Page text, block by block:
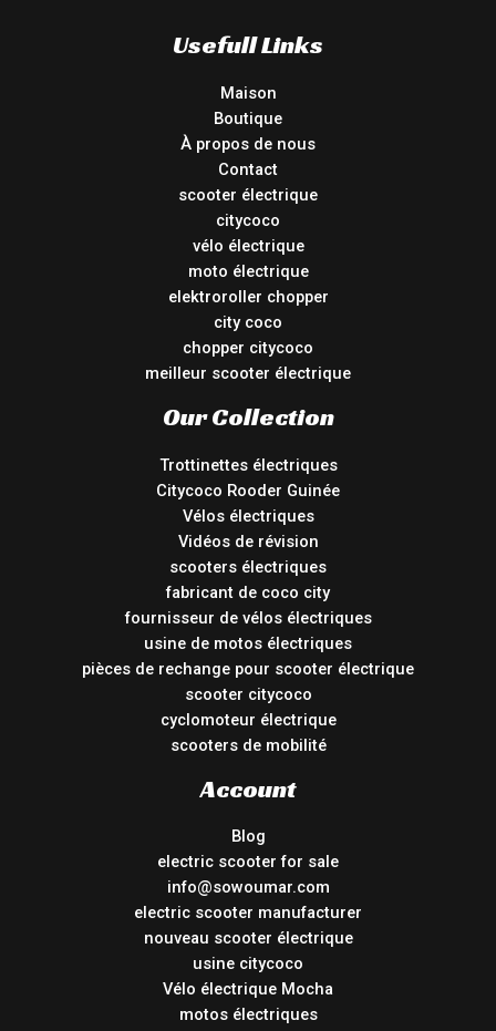
Usefull Links
Maison
Boutique
À propos de nous
Contact
scooter électrique
citycoco
vélo électrique
moto électrique
elektroroller chopper
city coco
chopper citycoco
meilleur scooter électrique
Our Collection
Trottinettes électriques
Citycoco Rooder Guinée
Vélos électriques
Vidéos de révision
scooters électriques
fabricant de coco city
fournisseur de vélos électriques
usine de motos électriques
pièces de rechange pour scooter électrique
scooter citycoco
cyclomoteur électrique
scooters de mobilité
Account
Blog
electric scooter for sale
info@sowoumar.com
electric scooter manufacturer
nouveau scooter électrique
usine citycoco
Vélo électrique Mocha
motos électriques